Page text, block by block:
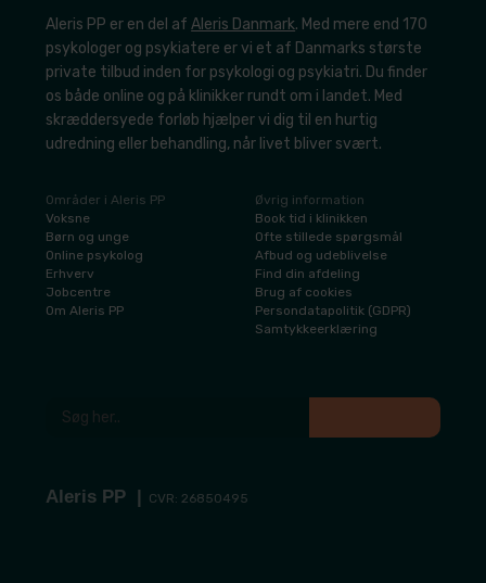
Aleris PP er en del afAleris Danmark. Med mere end 170
psykologer og psykiatere er vi et af Danmarks største
private tilbud inden for psykologi og psykiatri. Du finder
os både online og på klinikker rundt om i landet. Med
skræddersyede forløb hjælper vi dig til en hurtig
udredning eller behandling, når livet bliver svært.
Områder i Aleris PP
​Voksne
​Børn og unge
​Online psykolog
​Erhverv
​Jobcentre
​Om Aleris PP
Øvrig information
​Book tid i klinikken
​Ofte stillede spørgsmål
Afbud og udeblivelse
​Find din afdeling
​Brug af cookies
​Persondatapolitik (GDPR)
​Samtykkeerklæring
Aleris PP​ | CVR: 26850495